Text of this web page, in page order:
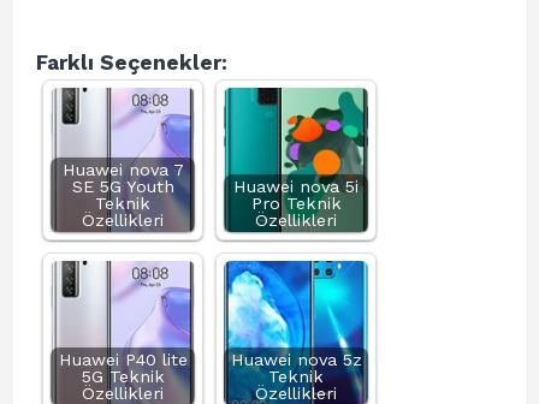
Farklı Seçenekler:
Huawei nova 7
SE 5G Youth
Teknik
Özellikleri
Huawei nova 5i
Pro Teknik
Özellikleri
Huawei P40 lite
5G Teknik
Özellikleri
Huawei nova 5z
Teknik
Özellikleri